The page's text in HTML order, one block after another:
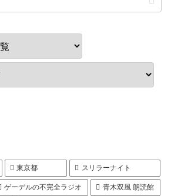
東京都 スリラーナイト
ゲーデルの不完全ラジオ 青木双風 朗読館